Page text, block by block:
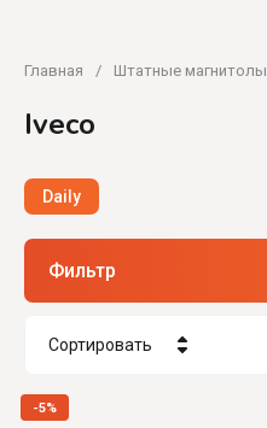
Главная / Штатные магнитолы
Iveco
Daily
Фильтр
Сортировать
-5%